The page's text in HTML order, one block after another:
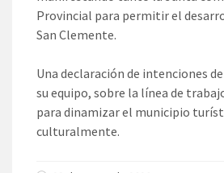
Provincial para permitir el
San Clemente.
Una declaración de intenciones
su equipo, sobre la línea de
para dinamizar el municipio
culturalmente.